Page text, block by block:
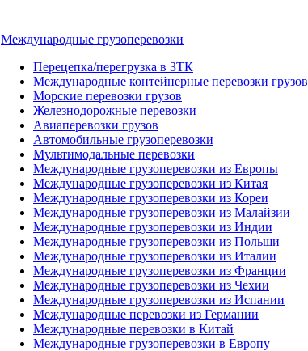
Международные грузоперевозки
Перецепка/перегрузка в ЗТК
Международные контейнерные перевозки грузов
Морские перевозки грузов
Железнодорожные перевозки
Авиаперевозки грузов
Автомобильные грузоперевозки
Мультимодальные перевозки
Международные грузоперевозки из Европы
Международные грузоперевозки из Китая
Международные грузоперевозки из Кореи
Международные грузоперевозки из Малайзии
Международные грузоперевозки из Индии
Международные грузоперевозки из Польши
Международные грузоперевозки из Италии
Международные грузоперевозки из Франции
Международные грузоперевозки из Чехии
Международные грузоперевозки из Испании
Международные перевозки из Германии
Международные перевозки в Китай
Международные грузоперевозки в Европу